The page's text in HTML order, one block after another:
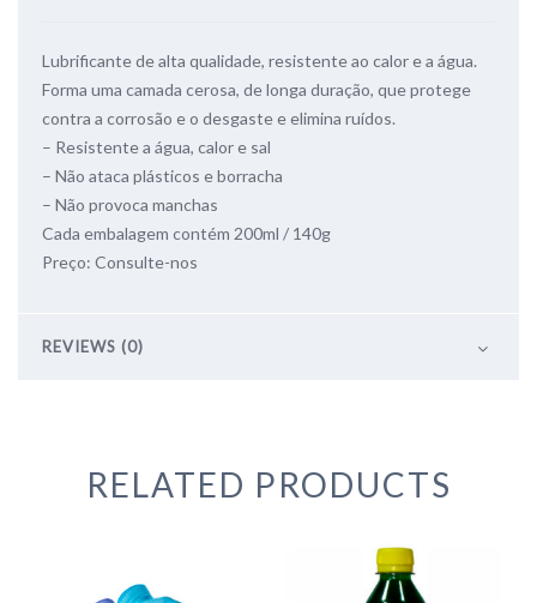
Lubrificante de alta qualidade, resistente ao calor e a água.
Forma uma camada cerosa, de longa duração, que protege
contra a corrosão e o desgaste e elimina ruídos.
– Resistente a água, calor e sal
– Não ataca plásticos e borracha
– Não provoca manchas
Cada embalagem contém 200ml / 140g
Preço: Consulte-nos
REVIEWS (0)
RELATED PRODUCTS